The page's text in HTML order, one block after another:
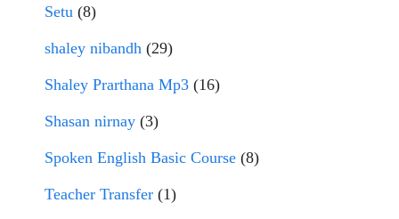
Setu (8)
shaley nibandh (29)
Shaley Prarthana Mp3 (16)
Shasan nirnay (3)
Spoken English Basic Course (8)
Teacher Transfer (1)